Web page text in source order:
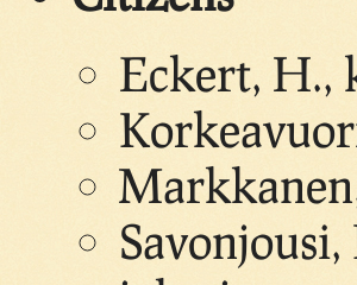
Eckert, H.,